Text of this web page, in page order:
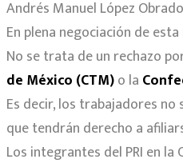
Andrés Manuel López
En plena negociación de
No se trata de un rechazo
de México (CTM)o la
Es decir, los trabajadores
que tendrán derecho a
Los integrantes del PRI en